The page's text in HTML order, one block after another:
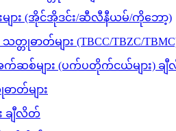
ျား (အိုင်အိုဒင်း/ဆီလီနီယမ်/ကိုဘော့)
ဓာတ်များ (TBCC/TBZC/
စ်များ (ပက်ပတိုက်ငယ်များ) ချီလိ
ာတ်များ
ချီလိတ်